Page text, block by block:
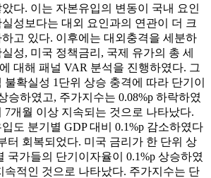
다. 이는 자본유입의 변동이 국내 요인
성보다는 대외 요인과의 연관이 더 크
고 있다. 이후에는 대외충격을 세분하
성, 미국 정책금리, 국제 유가의 총 세
대해 패널 VAR 분석을 진행하였다. 그
불확실성 1단위 상승 충격에 따라 단기이
승하였고, 주가지수는 0.08%p 하락하였
7개월 이상 지속되는 것으로 나타났다.
도 분기별 GDP 대비 0.1%p 감소하였다
터 회복되었다. 미국 금리가 한 단위 상
국가들의 단기이자율이 0.1%p 상승하였
속적인 것으로 나타났다. 주가지수는 단